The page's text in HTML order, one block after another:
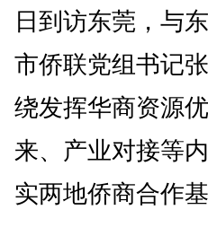
日到访东莞，与
市侨联党组书记
绕发挥华商资源
来、产业对接等
实两地侨商合作基